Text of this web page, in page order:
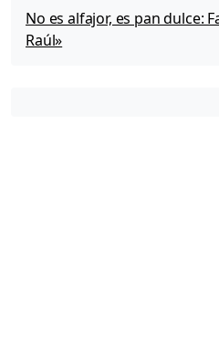
No es alfajor, es pan dulce:
Raúl»